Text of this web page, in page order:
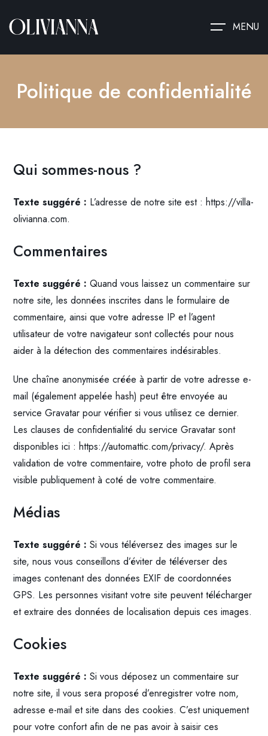
MENU
Politique de confidentialité
Qui sommes-nous ?
Texte suggéré : L’adresse de notre site est : https://villa-
olivianna.com.
Commentaires
Texte suggéré :Quand vous laissez un commentaire sur
notre site, les données inscrites dans le formulaire de
commentaire, ainsi que votre adresse IP et l’agent
utilisateur de votre navigateur sont collectés pour nous
aider à la détection des commentaires indésirables.
Une chaîne anonymisée créée à partir de votre adresse e-
mail (également appelée hash) peut être envoyée au
service Gravatar pour vérifier si vous utilisez ce dernier.
Les clauses de confidentialité du service Gravatar sont
disponibles ici : https://automattic.com/privacy/. Après
validation de votre commentaire, votre photo de profil sera
visible publiquement à coté de votre commentaire.
Médias
Texte suggéré :Si vous téléversez des images sur le
site, nous vous conseillons d’éviter de téléverser des
images contenant des données EXIF de coordonnées
GPS. Les personnes visitant votre site peuvent télécharger
et extraire des données de localisation depuis ces images.
Cookies
Texte suggéré :Si vous déposez un commentaire sur
notre site, il vous sera proposé d’enregistrer votre nom,
adresse e-mail et site dans des cookies. C’est uniquement
pour votre confort afin de ne pas avoir à saisir ces